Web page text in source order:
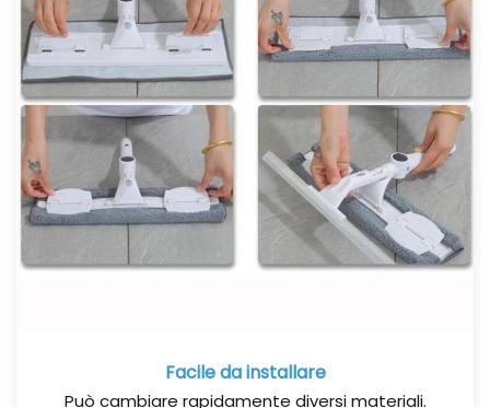
Facile da installare
Può cambiare rapidamente diversi materiali.